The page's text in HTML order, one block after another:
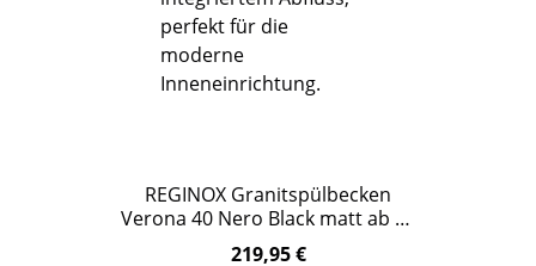
REGINOX Granitspülbecken
Verona 40 Nero Black matt ab 45
cm Unterschrank
Regulärer Preis:
219,95 €